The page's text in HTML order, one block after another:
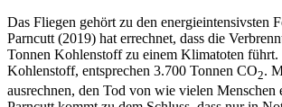
Das Fliegen gehört zu den energieintensivsten
Parncutt (2019) hat errechnet, dass die
Tonnen Kohlenstoff zu einem Klimatoten führt.
Kohlenstoff, entsprechen 3.700 Tonnen CO2.
ausrechnen, den Tod von wie vielen Menschen